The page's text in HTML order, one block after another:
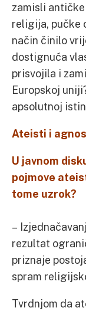
zamisli
religija, pučke
način činilo
dostignuća
prisvojila i
Europskoj
apsolutnoj
Ateisti i
U javnom
pojmove
tome uzrok?
–
rezultat
priznaje
spram
Tvrdnjom da